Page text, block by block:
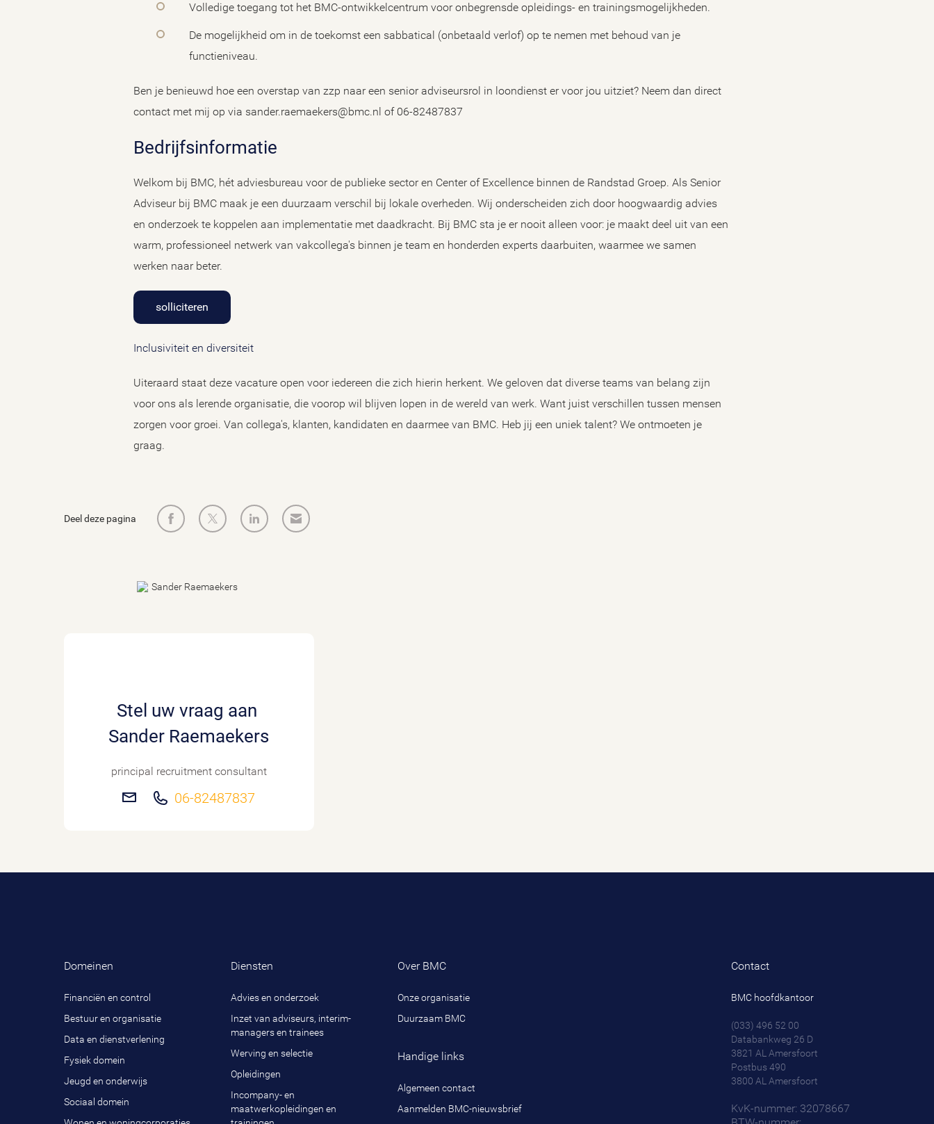
Volledige toegang tot het BMC-ontwikkelcentrum voor onbegrensde opleidings- en trainingsmogelijkheden.
De mogelijkheid om in de toekomst een sabbatical (onbetaald verlof) op te nemen met behoud van je
functieniveau.
Ben je benieuwd hoe een overstap van zzp naar een senior adviseursrol in loondienst er voor jou uitziet? Neem dan direct
contact met mij op via sander.raemaekers@bmc.nl of 06-82487837
Bedrijfsinformatie
Welkom bij BMC, hét adviesbureau voor de publieke sector en Center of Excellence binnen de Randstad Groep. Als Senior
Adviseur bij BMC maak je een duurzaam verschil bij lokale overheden. Wij onderscheiden zich door hoogwaardig advies
en onderzoek te koppelen aan implementatie met daadkracht. Bij BMC sta je er nooit alleen voor: je maakt deel uit van een
warm, professioneel netwerk van vakcollega's binnen je team en honderden experts daarbuiten, waarmee we samen
werken naar beter.
solliciteren
Inclusiviteit en diversiteit
Uiteraard staat deze vacature open voor iedereen die zich hierin herkent. We geloven dat diverse teams van belang zijn
voor ons als lerende organisatie, die voorop wil blijven lopen in de wereld van werk. Want juist verschillen tussen mensen
zorgen voor groei. Van collega's, klanten, kandidaten en daarmee van BMC. Heb jij een uniek talent? We ontmoeten je
graag.
Deel deze pagina
Stel uw vraag aan
Sander Raemaekers
principal recruitment consultant
06-82487837
Domeinen
Financiën en control
Bestuur en organisatie
Data en dienstverlening
Fysiek domein
Jeugd en onderwijs
Sociaal domein
Diensten
Advies en onderzoek
Inzet van adviseurs, interim-
managers en trainees
Werving en selectie
Opleidingen
Incompany- en
maatwerkopleidingen en
Over BMC
Onze organisatie
Duurzaam BMC
Handige links
Algemeen contact
Aanmelden BMC-nieuwsbrief
Contact
BMC hoofdkantoor
(033) 496 52 00
Databankweg 26 D
3821 AL Amersfoort
Postbus 490
3800 AL Amersfoort
KvK-nummer: 32078667